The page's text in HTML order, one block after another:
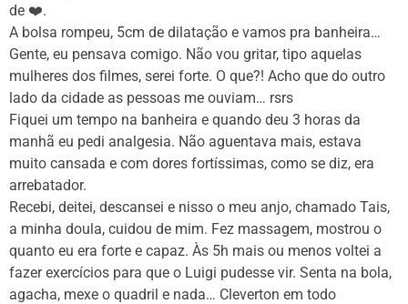
de ❤️.
A bolsa rompeu, 5cm de dilatação e vamos pra banheira…
Gente, eu pensava comigo. Não vou gritar, tipo aquelas
mulheres dos filmes, serei forte. O que?! Acho que do outro
lado da cidade as pessoas me ouviam… rsrs
Fiquei um tempo na banheira e quando deu 3 horas da
manhã eu pedi analgesia. Não aguentava mais, estava
muito cansada e com dores fortíssimas, como se diz, era
arrebatador.
Recebi, deitei, descansei e nisso o meu anjo, chamado Tais,
a minha doula, cuidou de mim. Fez massagem, mostrou o
quanto eu era forte e capaz. Às 5h mais ou menos voltei a
fazer exercícios para que o Luigi pudesse vir. Senta na bola,
agacha, mexe o quadril e nada… Cleverton em todo